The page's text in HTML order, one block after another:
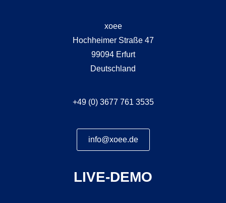
xoee
Hochheimer Straße 47
99094 Erfurt
Deutschland
+49 (0) 3677 761 3535
info@xoee.de
LIVE-DEMO